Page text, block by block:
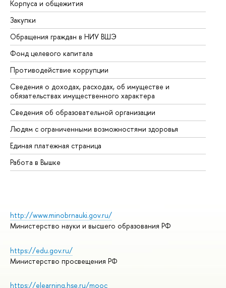
Корпуса и общежития
Закупки
Обращения граждан в НИУ ВШЭ
Фонд целевого капитала
Противодействие коррупции
Сведения о доходах, расходах, об имуществе и
обязательствах имущественного характера
Сведения об образовательной организации
Людям с ограниченными возможностями здоровья
Единая платежная страница
Работа в Вышке
http://www.minobrnauki.gov.ru/
Министерство науки и высшего образования РФ
https://edu.gov.ru/
Министерство просвещения РФ
https://elearning.hse.ru/mooc